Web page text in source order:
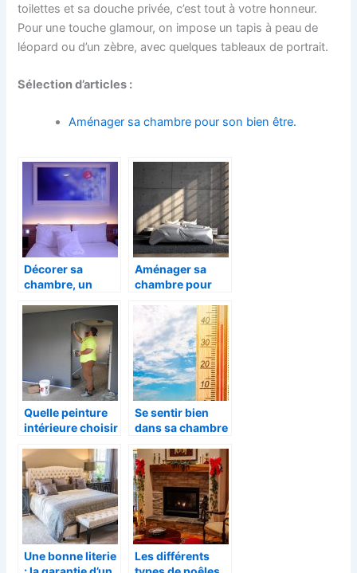
toilettes et sa douche privée, c’est tout à votre honneur.
Pour une touche glamour, on impose un tapis à peau de
léopard ou d’un zèbre, avec quelques tableaux de portrait.
Sélection d’articles :
Aménager sa chambre pour son bien être.
Décorer sa
chambre, un
Aménager sa
chambre pour
Quelle peinture
intérieure choisir
Se sentir bien
dans sa chambre
Une bonne literie
Les différents